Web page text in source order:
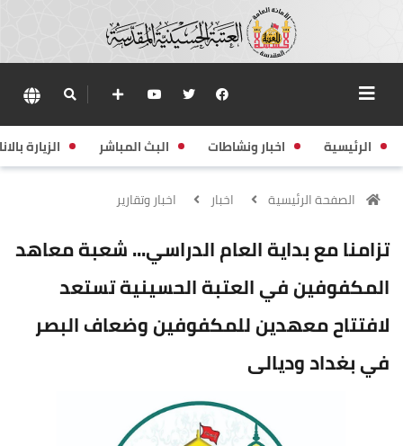
الرئيسية اخبار ونشاطات البث المباشر الزيارة
الصفحة الرئيسية اخبار اخبار وتقارير
تزامنا مع بداية العام الدراسي... شعبة معاهد
المكفوفين في العتبة الحسينية تستعد
لافتتاح معهدين للمكفوفين وضعاف البصر
في بغداد وديالى